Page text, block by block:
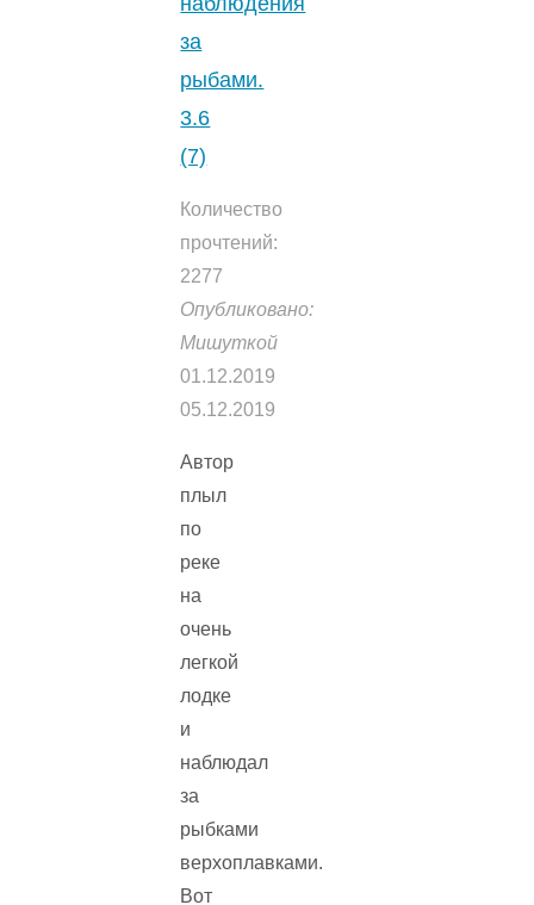
за
рыбами.
3.6
(7)
Количество
прочтений:
2277
Опубликовано:
Мишуткой
01.12.2019
05.12.2019
Автор
плыл
по
реке
на
очень
легкой
лодке
и
наблюдал
за
рыбками
верхоплавками.
Вот